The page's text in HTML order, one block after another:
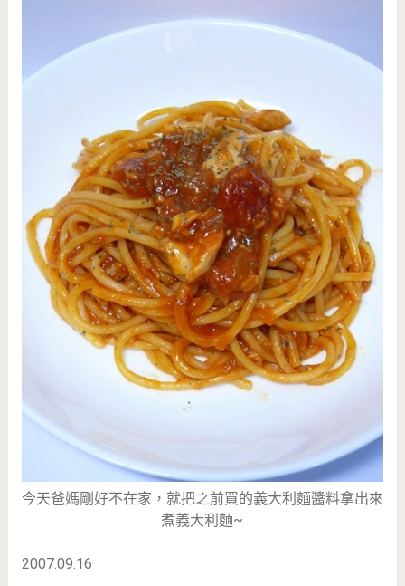
今天爸媽剛好不在家，就把之前買的義大利麵醬料拿出來
煮義大利麵~
2007.09.16